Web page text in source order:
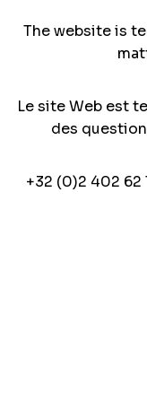
The website is
Le site Web est
des
+32 (0)2 402 62